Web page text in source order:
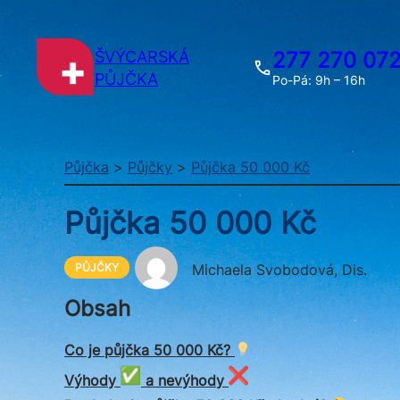
ŠVÝCARSKÁ
PŮJČKA
277 270
Po-Pá: 9h – 16h
Půjčka > Půjčky > Půjčka 50 000 Kč
Půjčka 50 000 Kč
PŮJČKY Michaela Svobodová, Dis.
Obsah
Co je půjčka 50 000 Kč?
Výhody
a nevýhody